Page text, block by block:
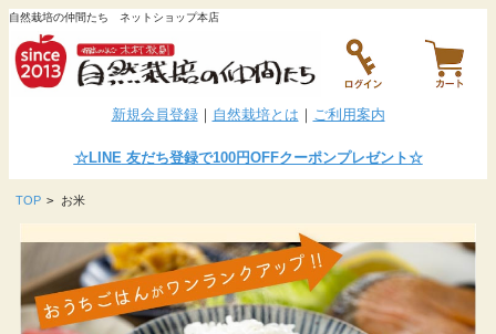
自然栽培の仲間たち ネットショップ本店
新規会員登録｜ 自然栽培とは ｜ ご利用案内
☆LINE友だち登録で100円OFFクーポンプレゼント☆
TOP > お米